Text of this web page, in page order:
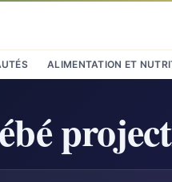
ALIMENTATION ET